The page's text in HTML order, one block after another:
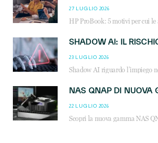
27 LUGLIO 2026
23 LUGLIO 2026
22 LUGLIO 2026